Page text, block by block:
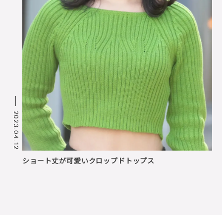
2023.04.12
ショート丈が可愛いクロップドトップス